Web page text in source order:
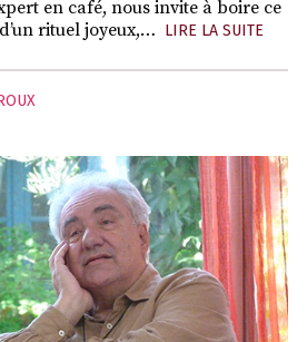
en café, nous invite à boire ce
rituel joyeux,… LIRE LA SUITE